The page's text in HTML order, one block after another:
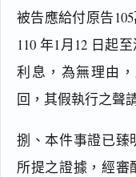
被告應給付原告
110 年1月12 日起
利息，為無理由
回，其假執行之聲
捌、本件事證已臻
所提之證據，經審